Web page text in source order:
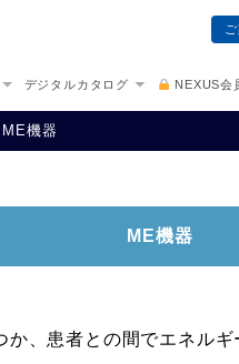
デジタルカタログ NEXUS会
ME機器
ME機器
、患者との間でエネル